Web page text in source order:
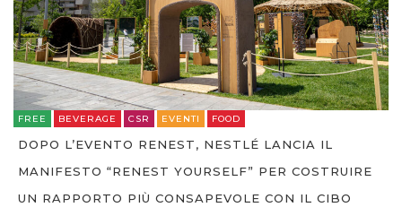
FREE BEVERAGE CSR EVENTI FOOD
DOPO L’EVENTO RENEST, NESTLÉ LANCIA IL
MANIFESTO “RENEST YOURSELF” PER COSTRUIRE
UN RAPPORTO PIÙ CONSAPEVOLE CON IL CIBO